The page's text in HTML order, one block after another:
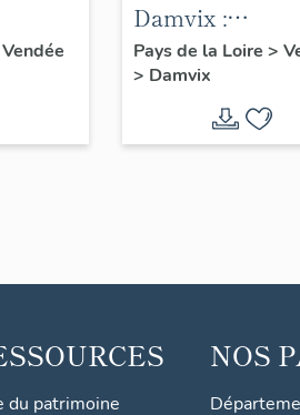
la
Vendée
Damvix :
présentation
commune
Pays de la Loire >
> Damvix
du patrimoine
NOS